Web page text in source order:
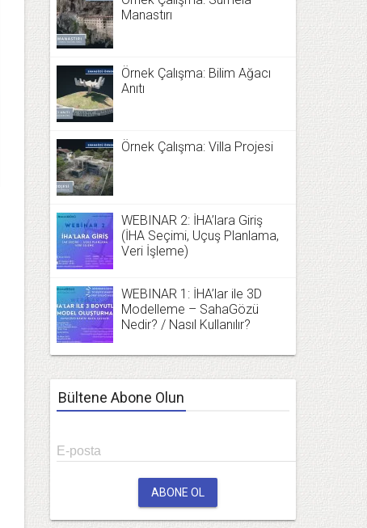
Manastırı
Örnek Çalışma: Bilim Ağacı
Anıtı
Örnek Çalışma: Villa Projesi
WEBINAR 2: İHA’lara Giriş
(İHA Seçimi, Uçuş Planlama,
Veri İşleme)
WEBINAR 1: İHA’lar ile 3D
Modelleme – SahaGözü
Nedir? / Nasıl Kullanılır?
Bültene Abone Olun
E-posta
ABONE OL